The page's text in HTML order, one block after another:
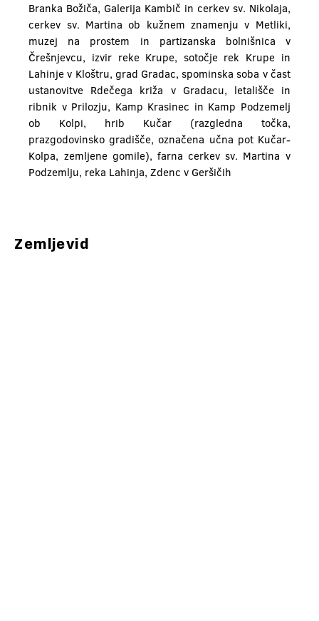
Branka Božiča, Galerija Kambič in cerkev sv. Nikolaja,
cerkev sv. Martina ob kužnem znamenju v Metliki,
muzej na prostem in partizanska bolnišnica v
Črešnjevcu, izvir reke Krupe, sotočje rek Krupe in
Lahinje v Kloštru, grad Gradac, spominska soba v čast
ustanovitve Rdečega križa v Gradacu, letališče in
ribnik v Prilozju, Kamp Krasinec in Kamp Podzemelj
ob Kolpi, hrib Kučar (razgledna točka,
prazgodovinsko gradišče, označena učna pot Kučar-
Kolpa, zemljene gomile), farna cerkev sv. Martina v
Podzemlju, reka Lahinja, Zdenc v Geršičih
Zemljevid